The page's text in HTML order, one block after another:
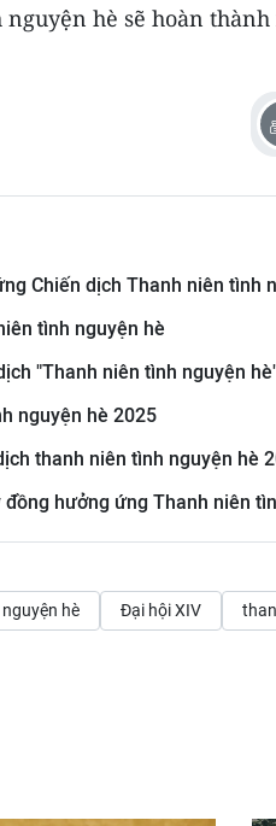
hè sẽ hoàn
Chiến dịch Thanh niên tình
tình nguyện hè
"Thanh niên tình nguyện
nguyện hè 2025
thanh niên tình nguyện hè
hưởng ứng Thanh niên
hè Đại hội XIV